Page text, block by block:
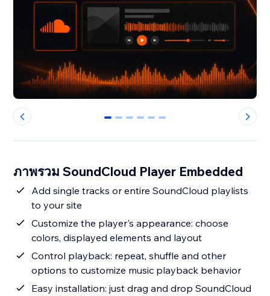
0 1 2 3 4 5
ภาพรวม SoundCloud Player Embedded
Add single tracks or entire SoundCloud playlists
to your site
Customize the player's appearance: choose
colors, displayed elements and layout
Control playback: repeat, shuffle and other
options to customize music playback behavior
Easy installation: just drag and drop SoundCloud